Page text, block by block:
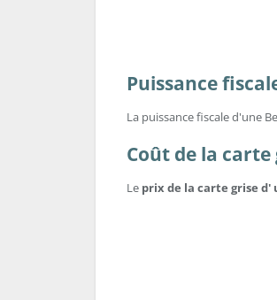
Puissance
La puissance fiscale d'une
Coût de la carte
Le prix de la carte grise d'